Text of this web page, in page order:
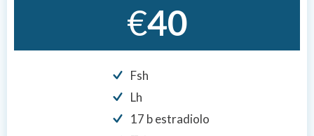
€40
Fsh
Lh
17 b estradiolo